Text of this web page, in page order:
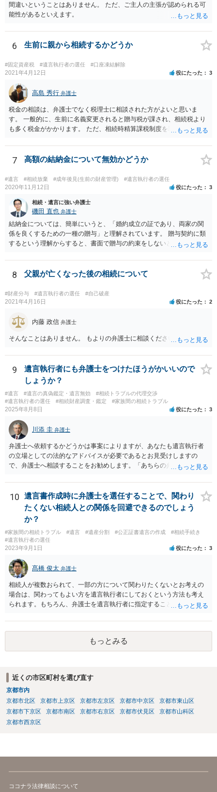
間違いということはありません。 ただ、ご主人の主張が認められる可
能性があるといえます。
6 生前に親から相続するかどうか
#固定資産税 #遺言執行者の選任 #口座凍結解除
2021年4月12日 役にたった 3
高島 秀行 弁護士
税金の相談は、弁護士でなく税理士に相談された方がよいと思いま
す。 一般的に、生前に名義変更されると贈与税が課され、相続税より
も多く税金がかかります。 ただ、相続時精算課税制度を取れば、実質
ういう場合にどれくらい税金がかかるか計算してもらって どういう方
針を取るか決められたらよいと思います。
7 高額の結納金について無効かどうか
#遺言 #相続放棄 #成年後見(生前の財産管理) #遺言執行者の選任
2020年11月12日 役にたった 3
相続・遺言に強い弁護士
磯田 直也 弁護士
結納金については、簡単にいうと、「婚約成立の証であり、両家の関
係を良くするための一種の贈与」と理解されています。 贈与契約に類
するという理解からすると、書面で贈与の約束をしないと相手方は支
ことは困難です。 くれぐれも今後お気をつけください。 弁護士に対応
を依頼されるのも悪くはありませんが、感情的な理由が強いと思いま
8 父親が亡くなった後の相続について
#財産分与 #遺言執行者の選任 #自己破産
2021年4月16日 役にたった 2
内藤 政信 弁護士
そんなことはありません。 もよりの弁護士に相談ください。
9
遺言執行者にも弁護士をつけたほうがかいいので
しょうか？
#遺言 #遺言の真偽鑑定・遺言無効
#相続トラブルの代理交渉
#遺言執行者の選任
#相続財産調査・鑑定 #家族間の相続トラブル
2025年8月8日 役にたった 3
川添 圭 弁護士
弁護士へ依頼するかどうかは事案によりますが、あなたも遺言執行者
の立場としての法的なアドバイスが必要であるとお見受けしますの
で、弁護士へ相談することをお勧めします。「あちらの弁護士」（元
誘導しかしてこないと思います。
10
遺言書作成時に弁護士を選任することで、関わり
たくない相続人との関係を回避できるのでしょう
か？
#家族間の相続トラブル #遺言 #遺産分割 #公正証書遺言の作成
#相続手続き
#遺言執行者の選任
2023年9月1日 役にたった 3
髙橋 俊太 弁護士
相続人が複数おられて、一部の方について関わりたくないとお考えの
場合は、関わってもよい方を遺言執行者にしておくという方法も考え
られます。もちろん、弁護士を遺言執行者に指定することもできます
方に再委任の権限を付与しておくという方法もあります。 一度、弁護
士に直接ご相談されることをお勧めいたします。
もっとみる
近くの市区町村を選び直す
京都市内
京都市北区
京都市上京区 京都市左京区 京都市中京区
京都市東山区
京都市下京区
京都市南区 京都市右京区 京都市伏見区
京都市山科区
京都市西京区
ココナラ法律相談について